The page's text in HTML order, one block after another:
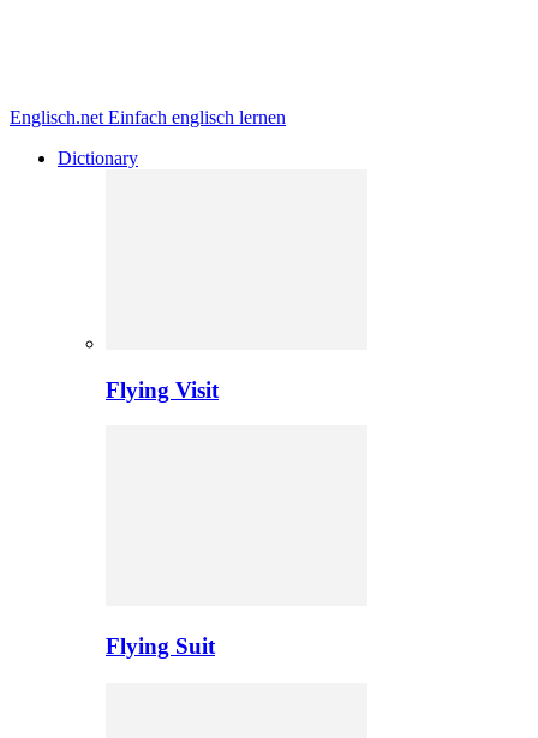
Englisch.net Einfach englisch lernen
Dictionary
Flying Visit
Flying Suit